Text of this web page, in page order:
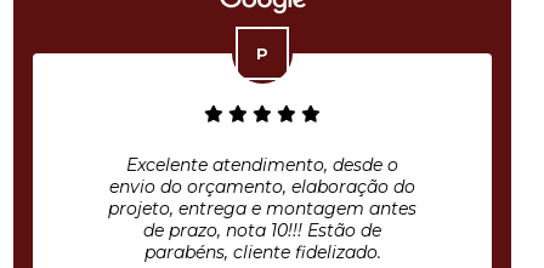
Excelente atendimento, desde o
envio do orçamento, elaboração do
projeto, entrega e montagem antes
de prazo, nota 10!!! Estão de
parabéns, cliente fidelizado.